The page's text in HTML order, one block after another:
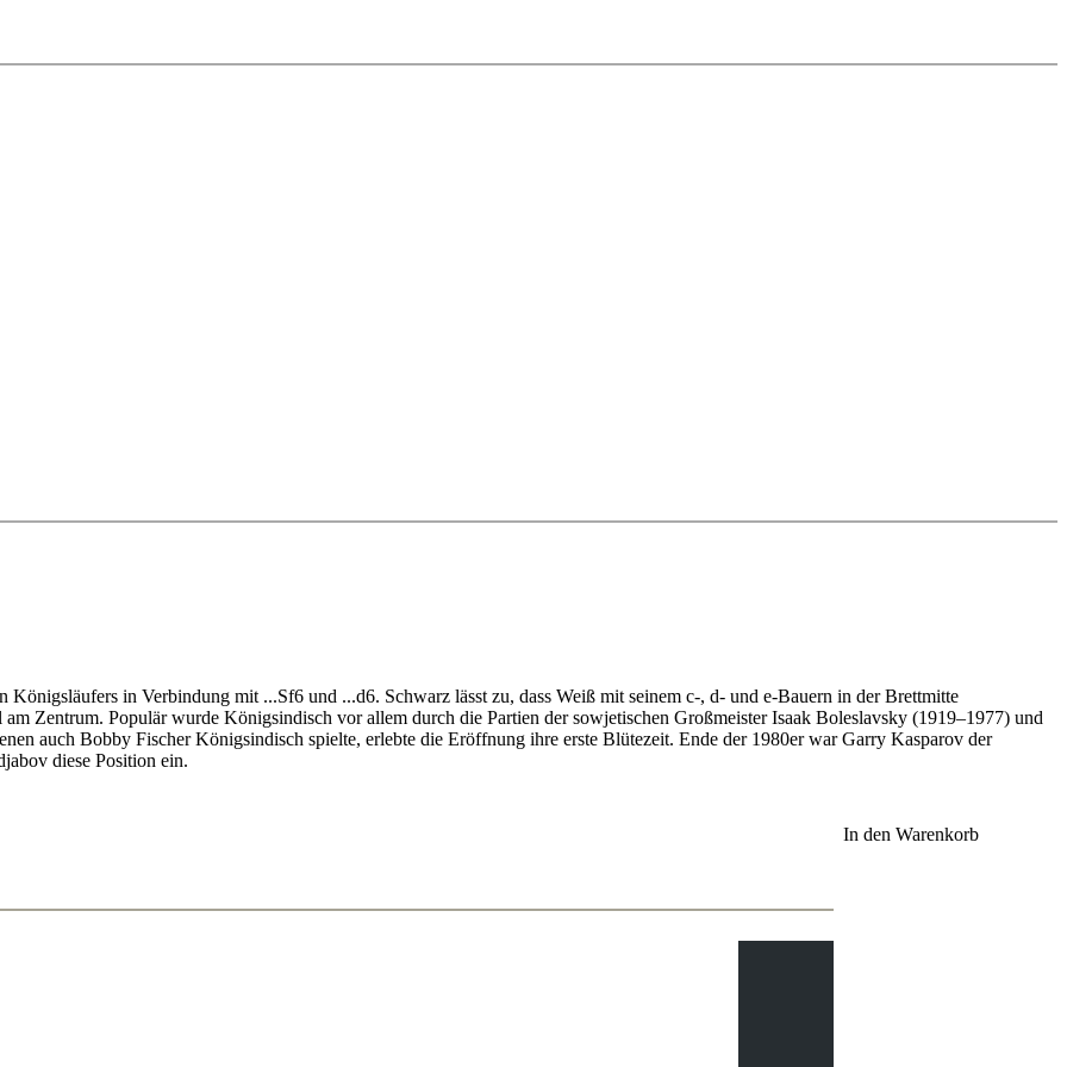
in Verbindung mit ...Sf6 und ...d6. Schwarz lässt zu, dass Weiß mit seinem c-, d- und e-Bauern in der Brettmitte
am Zentrum. Populär wurde Königsindisch vor allem durch die Partien der sowjetischen Großmeister Isaak Boleslavsky (1919–1977) und
auch Bobby Fischer Königsindisch spielte, erlebte die Eröffnung ihre erste Blütezeit. Ende der 1980er war Garry Kasparov der
diese Position ein.
In den Warenkorb